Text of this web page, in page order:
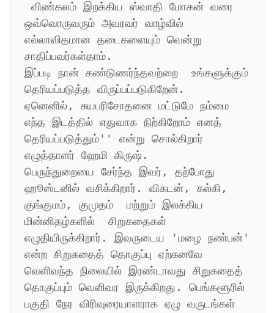
விண்கலம் இறக்கிய ஸ்வாதி மோகன் வரை
ஒவ்வொருவரும் அவரவர் வாழ்வில்
எல்லாவிதமான தடைகளையும் வென்று
சாதிப்பவர்கள்தாம்.
இப்படி நான் கண்டுணர்ந்தவற்றை  உங்களுக்கும்
தெரியப்படுத்த விருப்பப்படுகிறேன்.
ஏனெனில், சுயபரிசோதனை மட்டுமே நம்மை
எந்த இடத்தில் எதுவாக நிற்கிறோம் எனத்
தெரியப்படுத்தும்'' என்று சொல்கிறார்
எழுத்தாளர் ஹேமி கிருஷ்.
பெருந்துறையை சேர்ந்த இவர், தற்போது
ஹூஸ்டனில் வசிக்கிறார். விகடன், கல்கி,
குங்குமம், குமுதம்  மற்றும் இலக்கிய
மின்னிதழ்களில்  சிறுகதைகள்
எழுதியிருக்கிறார். இவருடைய 'மழை நண்பன்'
என்ற சிறுகதைத் தொகுப்பு ஏற்கனவே
வெளிவந்த நிலையில் இரண்டாவது சிறுகதைத்
தொகுப்பும் வெளிவர இருக்கிறது. பெங்களூரில்
பகுதி நேர விரிவுரையாளராக ஏழு வருடங்கள்